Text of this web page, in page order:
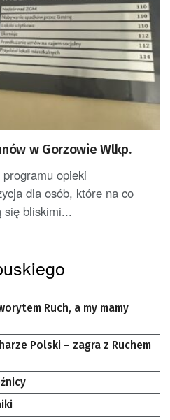
w Gorzowie Wlkp.
opieki
dla osób, które na co
się bliskimi...
Ruch, a my mamy
Polski – zagra z Ruchem